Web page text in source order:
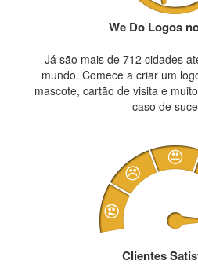
We Do Logos
Já são mais de 712 cidades
mundo. Comece a criar um
mascote, cartão de visita e
caso de
Clientes